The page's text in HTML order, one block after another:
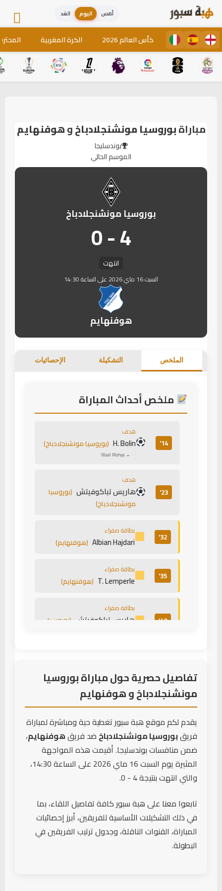
أمس اليوم الغد
كأس العالم 2026 الكرة المغربية
مباراةبوروسيا مونشنجلادباخوهوفنهايم
بوندسليجا
الموسم الحالي
بوروسيا مونشنجلادباخ
4 - 0
انتهت
السبت 16 ماي 2026 على الساعة 14:30
هوفنهايم
الملخص التشكيلة الإحصائيات
ملخص أحداث المباراة
14'
هدف
H. Bolin (بوروسيا مونشنجلادباخ)
← Wael Mohya
23'
هدف
هاريس تباكوفيتش (بوروسيا
مونشنجلادباخ)
32'
بطاقة صفراء
Albian Hajdari (هوفنهايم)
35'
بطاقة صفراء
T. Lemperle (هوفنهايم)
40'
بطاقة صفراء
هاريس تباكوفيتش
(بوروسيا
P. Sander
مونشنجلادباخ)
بطاقة صفراء
T. Lemperle (هوفنهايم)
46'
بطاقة حمراء
T. Lemperle (هوفنهايم)
55'
A. Prass (هوفنهايم)
← اندري كرامارتش
بطاقة صفراء
تفاصيل حصرية حول مباراة بوروسيا
مونشنجلادباخ و هوفنهايم
يقدم لكم موقع هبة سبور تغطية حية ومباشرة لمباراة
فريقبوروسيا مونشنجلادباخ ضد فريقهوفنهايم،
ضمن منافسات بوندسليجا. أقيمت هذه المواجهة
المثيرة يوم السبت 16 ماي 2026 على الساعة 14:30،
والتي انتهت بنتيجة 4 - 0.
تابعوا معنا على هبة سبور كافة تفاصيل اللقاء، بما
في ذلك التشكيلات الأساسية للفريقين، أبرز إحصائيات
المباراة، القنوات الناقلة، وجدول ترتيب الفريقين في
البطولة.